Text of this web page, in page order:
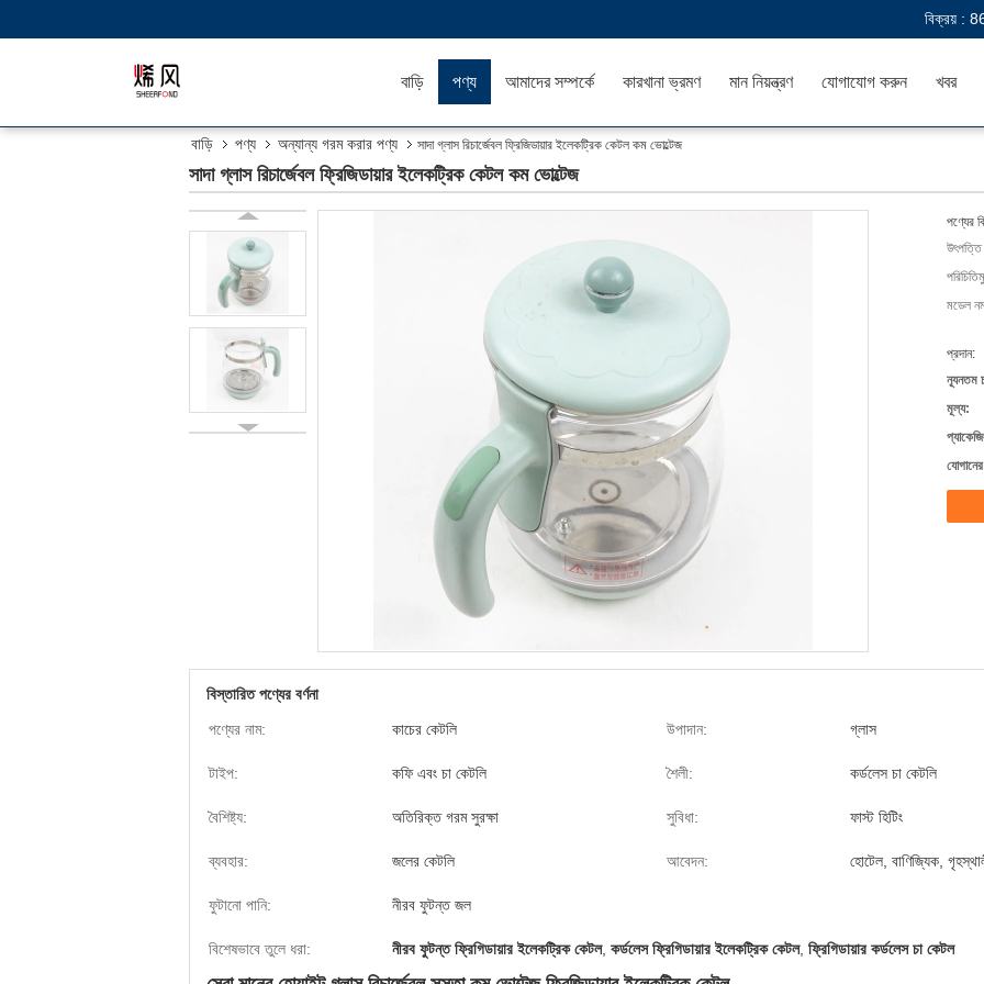
বিক্রয় :
বাড়ি পণ্য আমাদের সম্পর্কে কারখানা ভ্রমণ মান নিয়ন্ত্রণ যোগাযোগ করুন খবর
বাড়ি পণ্য অন্যান্য গরম করার পণ্য সাদা গ্লাস রিচার্জেবল ফ্রিজিডায়ার ইলেকট্রিক কেটল কম ভোল্টেজ
সাদা গ্লাস রিচার্জেবল ফ্রিজিডায়ার ইলেকট্রিক কেটল কম ভোল্টেজ
পণ্যের
মডেল
প্রদান:
ন্যূনতম
মূল্য:
বিস্তারিত পণ্যের বর্ণনা
পণ্যের নাম:
কাচের কেটলি উপাদান: গ্লাস
টাইপ: কফি এবং চা কেটলি শৈলী: কর্ডলেস চা কেটলি
বৈশিষ্ট্য: অতিরিক্ত গরম সুরক্ষা সুবিধা: ফাস্ট হিটিং
ব্যবহার: জলের কেটলি আবেদন: হোটেল, বাণিজ্যিক,
ফুটানো পানি: নীরব ফুটন্ত জল
বিশেষভাবে তুলে ধরা: নীরব ফুটন্ত ফ্রিগিডায়ার ইলেকট্রিক কেটল, কর্ডলেস ফ্রিগিডায়ার ইলেকট্রিক কেটল, ফ্রিগিডায়ার কর্ডলেস চা কেটল